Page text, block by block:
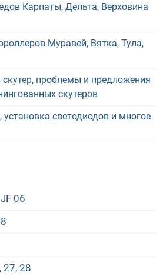
Карпаты, Дельта, Верховина
Муравей, Вятка, Тула,
проблемы и предложения
скутеров
установка светодиодов и многое
06
27, 28